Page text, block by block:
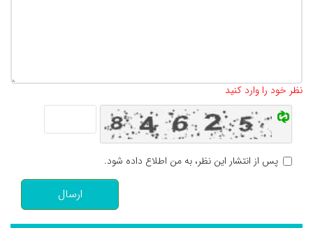
نظر خود را وارد کنید
پس از انتشار این نظر، به من اطلاع داده شود.
ارسال